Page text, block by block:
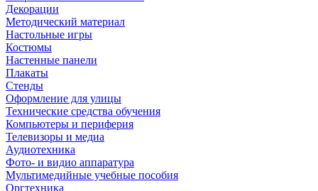
Декорации
Методический материал
Настольные игры
Костюмы
Настенные панели
Плакаты
Стенды
Оформление для улицы
Технические средства обучения
Компьютеры и периферия
Телевизоры и медиа
Аудиотехника
Фото- и видио аппаратура
Мультимедийные учебные пособия
Оргтехника